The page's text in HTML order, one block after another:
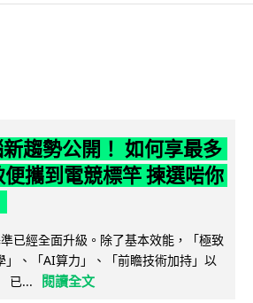
趨勢公開！ 如何享最多
攜到電競標竿 揀選啱你
已經全面升級。除了基本效能，「極致
」、「AI算力」、「前瞻技術加持」以
已...
閱讀全文